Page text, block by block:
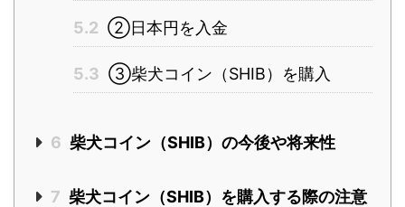
5.2 ②日本円を入金
5.3 ③柴犬コイン（SHIB）を購入
6 柴犬コイン（SHIB）の今後や将来性
7 柴犬コイン（SHIB）を購入する際の注意